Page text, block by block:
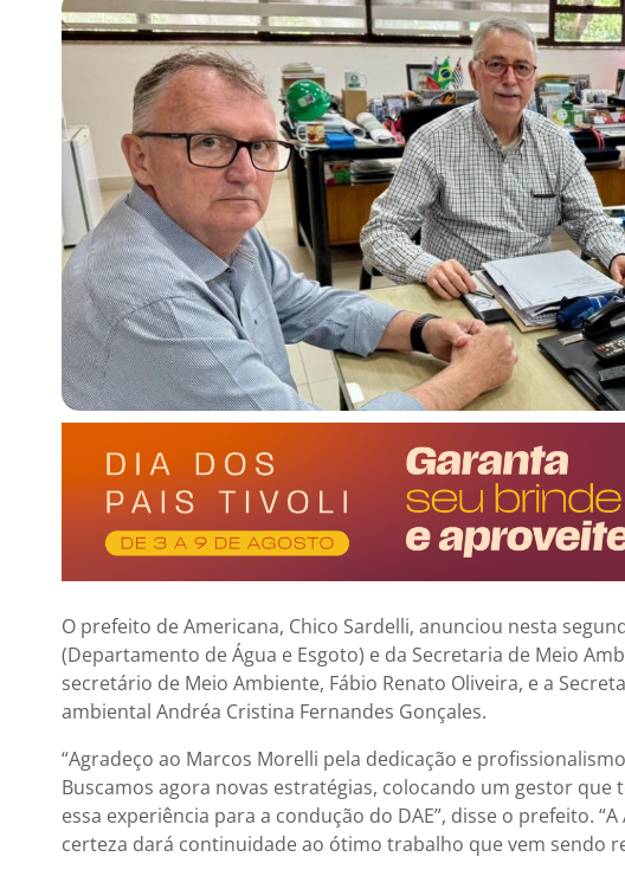
O prefeito de Americana, Chico Sardelli, anunciou nesta
(Departamento de Água e Esgoto) e da Secretaria de Meio
secretário de Meio Ambiente, Fábio Renato Oliveira, e a
ambiental Andréa Cristina Fernandes Gonçales.
“Agradeço ao Marcos Morelli pela dedicação e
Buscamos agora novas estratégias, colocando um gestor
essa experiência para a condução do DAE”, disse o prefeito.
certeza dará continuidade ao ótimo trabalho que vem sendo